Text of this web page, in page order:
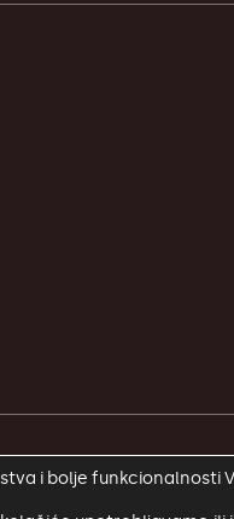
i bolje funkcionalnosti